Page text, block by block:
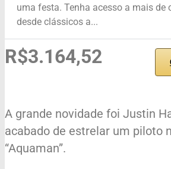
uma festa. Tenha acesso a mais de
desde clássicos a...
R$3.164,52
A grande novidade foi Justin
acabado de estrelar um piloto
“Aquaman”.